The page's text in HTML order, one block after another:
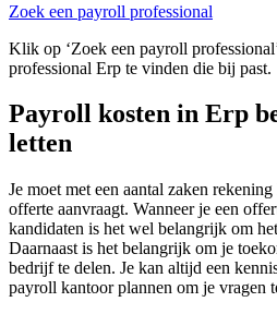
Zoek een payroll professional
Klik op ‘Zoek een payroll
professional Erp te vinden die bij past.
Payroll kosten in Erp
letten
Je moet met een aantal zaken
offerte aanvraagt. Wanneer je een
kandidaten is het wel belangrijk om
Daarnaast is het belangrijk om je
bedrijf te delen. Je kan altijd een
payroll kantoor plannen om je vragen